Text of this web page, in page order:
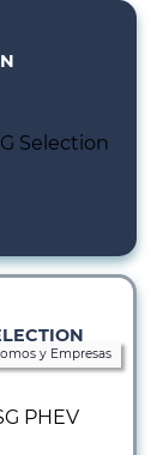
y Empresas